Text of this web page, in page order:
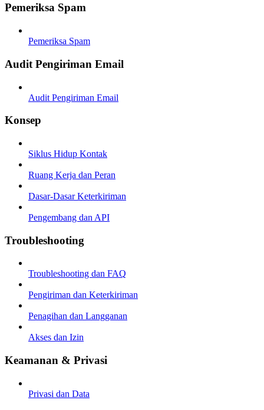
Pemeriksa Spam
Pemeriksa Spam
Audit Pengiriman Email
Audit Pengiriman Email
Konsep
Siklus Hidup Kontak
Ruang Kerja dan Peran
Dasar-Dasar Keterkiriman
Pengembang dan API
Troubleshooting
Troubleshooting dan FAQ
Pengiriman dan Keterkiriman
Penagihan dan Langganan
Akses dan Izin
Keamanan & Privasi
Privasi dan Data